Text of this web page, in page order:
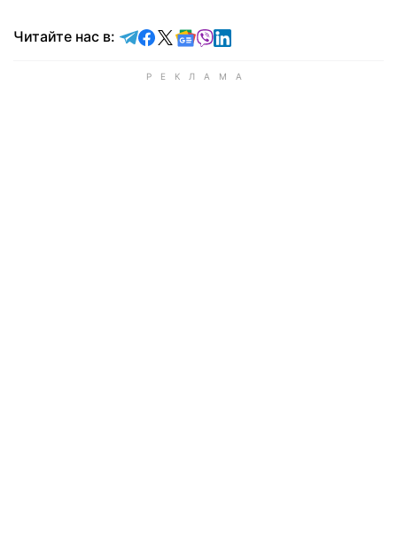
Читайте нас в: Читайте в Telegram
Читайте в Facebook
Читайте в X
Читайте в Google news
Читайте в Viber
Читайте в LinkedIn